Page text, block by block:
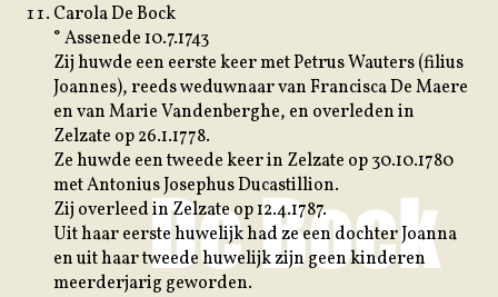
Carola De Bock
° Assenede 10.7.1743
Zij huwde een eerste keer met Petrus Wauters (filius
Joannes), reeds weduwnaar van Francisca De Maere
en van Marie Vandenberghe, en overleden in
Zelzate op 26.1.1778.
Ze huwde een tweede keer in Zelzate op 30.10.1780
met Antonius Josephus Ducastillion.
Zij overleed in Zelzate op 12.4.1787.
Uit haar eerste huwelijk had ze een dochter Joanna
en uit haar tweede huwelijk zijn geen kinderen
meerderjarig geworden.